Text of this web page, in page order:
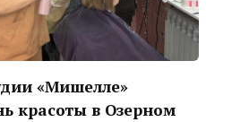
«Mишелле»
красоты в Озерном